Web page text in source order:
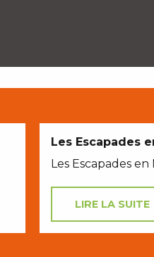
Les Escapades
Les Escapades en
LIRE LA SUITE